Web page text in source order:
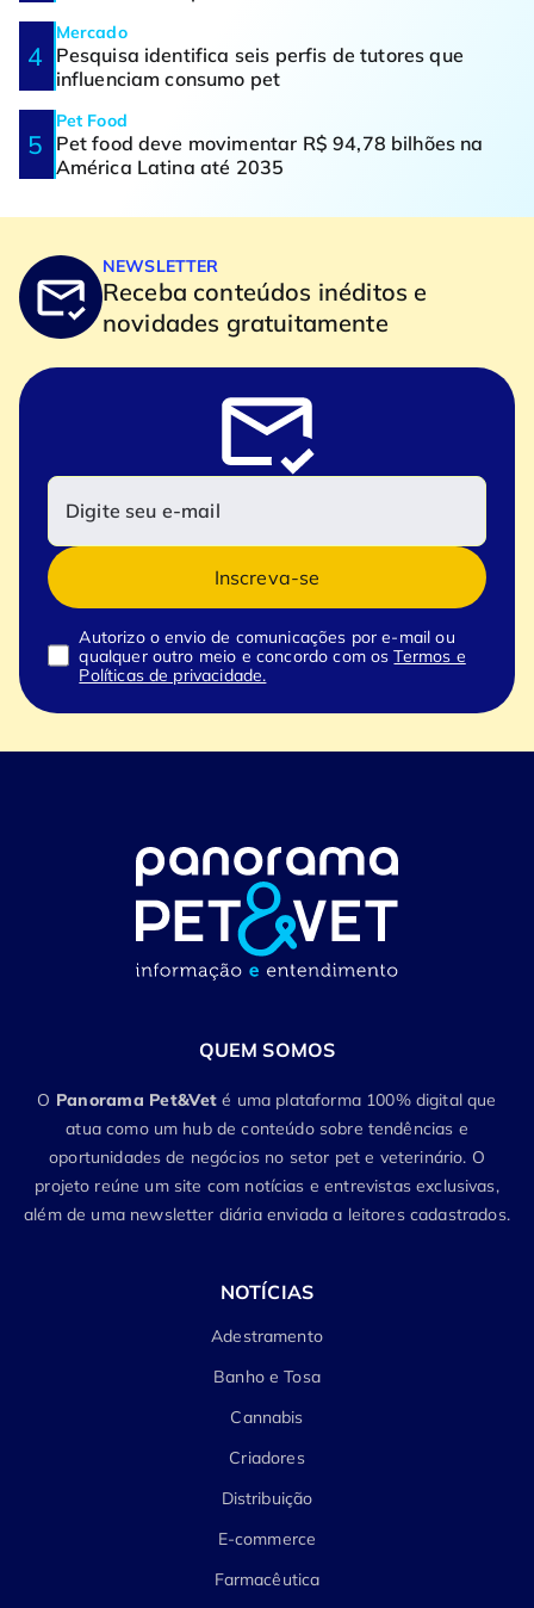
Mercado
Pesquisa identifica seis perfis de tutores que
influenciam consumo pet
Pet Food
Pet food deve movimentar R$ 94,78 bilhões na
América Latina até 2035
NEWSLETTER
Receba conteúdos inéditos e
novidades gratuitamente
Inscreva-se
Autorizo o envio de comunicações por e-mail ou
qualquer outro meio e concordo com osTermos e
Políticas de privacidade.
QUEM SOMOS
O Panorama Pet&Vet é uma plataforma 100% digital que
atua como um hub de conteúdo sobre tendências e
oportunidades de negócios no setor pet e veterinário. O
projeto reúne um site com notícias e entrevistas exclusivas,
além de uma newsletter diária enviada a leitores cadastrados.
NOTÍCIAS
Adestramento
Banho e Tosa
Cannabis
Criadores
Distribuição
E-commerce
Farmacêutica